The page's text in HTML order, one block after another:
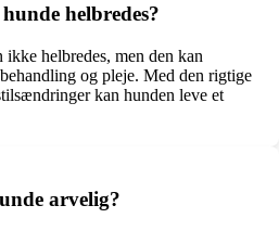
helbredes?
ikke helbredes, men den kan
og pleje. Med den rigtige
kan hunden leve et
arvelig?